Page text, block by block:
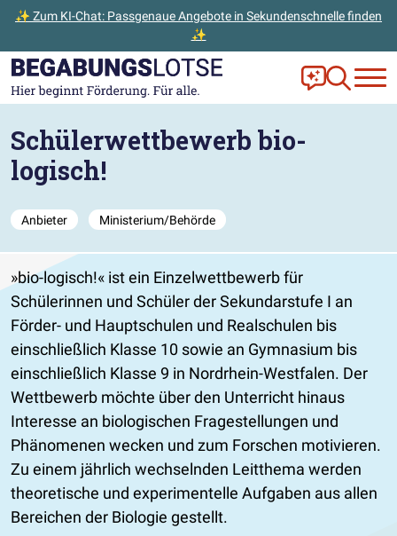
✨ Zum KI-Chat: Passgenaue Angebote in Sekundenschnelle finden
✨
Zum Hauptinhalt der Seite springen
Zur Startseite gehen Frag Ella!
Zur
Schülerwettbewerb bio-
logisch!
Anbieter Ministerium/Behörde
bio-logisch!
ist ein Einzelwettbewerb für
Schülerinnen und Schüler der Sekundarstufe I an
Förder- und Hauptschulen und Realschulen bis
einschließlich Klasse 10 sowie an Gymnasium bis
einschließlich Klasse 9 in Nordrhein-Westfalen. Der
Wettbewerb möchte über den Unterricht hinaus
Interesse an biologischen Fragestellungen und
Phänomenen wecken und zum Forschen motivieren.
Zu einem jährlich wechselnden Leitthema werden
theoretische und experimentelle Aufgaben aus allen
Bereichen der Biologie gestellt.